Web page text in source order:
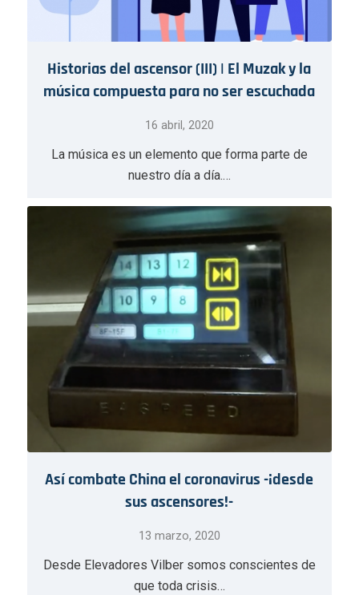
Historias del ascensor (III) | El Muzak y la
música compuesta para no ser escuchada
16 abril, 2020
La música es un elemento que forma parte de
nuestro día a día.…
Así combate China el coronavirus -¡desde
sus ascensores!-
13 marzo, 2020
Desde Elevadores Vilber somos conscientes de
que toda crisis…